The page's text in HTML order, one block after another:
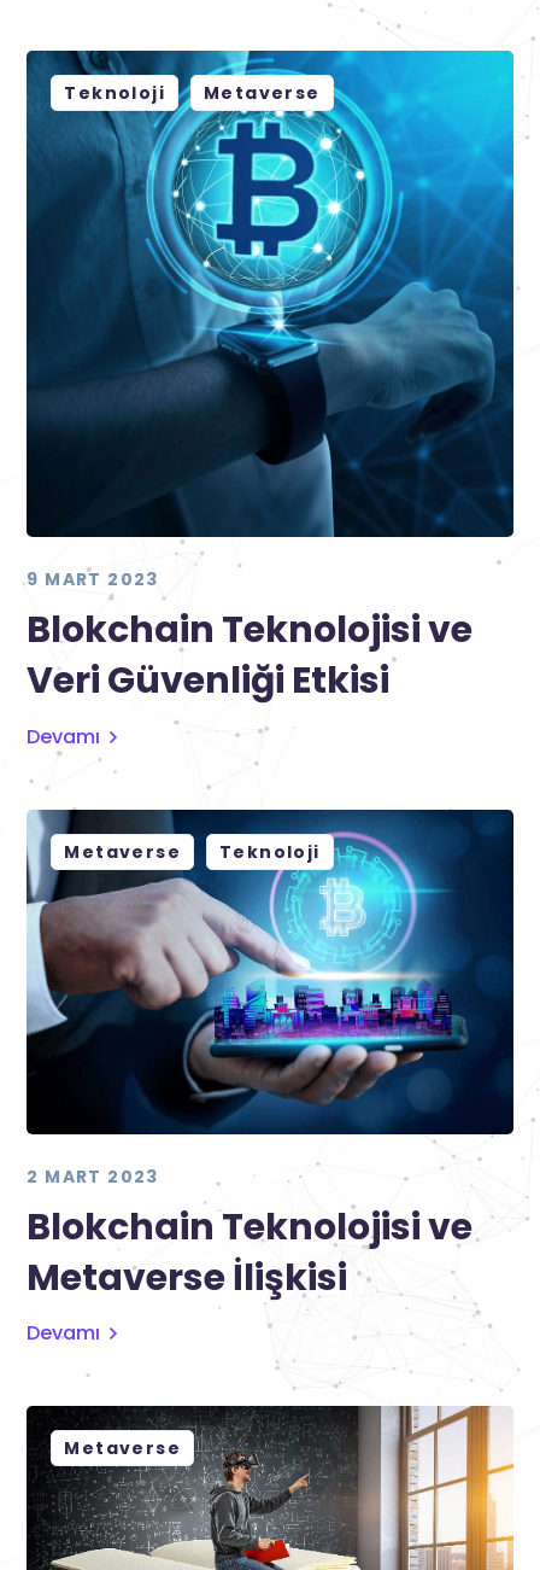
Teknoloji Metaverse
9 MART 2023
Blokchain Teknolojisi ve
Veri Güvenliği Etkisi
Devamı
Metaverse Teknoloji
2 MART 2023
Blokchain Teknolojisi ve
Metaverse İlişkisi
Devamı
Metaverse